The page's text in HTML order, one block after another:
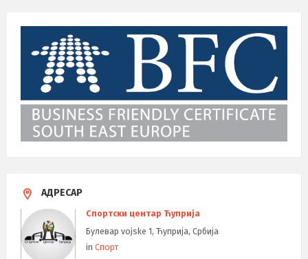
АДРЕСАР
Спортски центар Ћуприја
Булевар vojske 1, Ћуприја, Србија
in Спорт